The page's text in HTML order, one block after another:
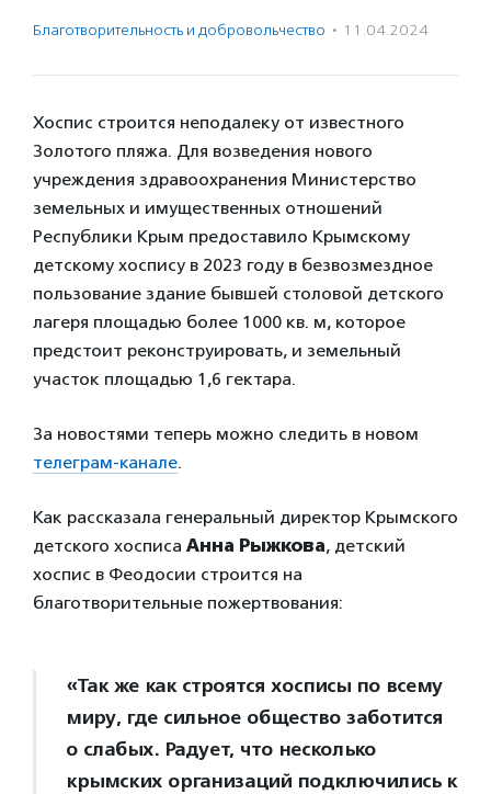
Благотвори­тель­ность и доброволь­чест­во · 11.04.2024
Хоспис строится неподалеку от известного
Золотого пляжа. Для возведения нового
учреждения здравоохранения Министерство
земельных и имущественных отношений
Республики Крым предоставило Крымскому
детскому хоспису в 2023 году в безвозмездное
пользование здание бывшей столовой детского
лагеря площадью более 1000 кв. м, которое
предстоит реконструировать, и земельный
участок площадью 1,6 гектара.
За новостями теперь можно следить в новом
телеграм-канале.
Как рассказала генеральный директор Крымского
детского хосписа Анна Рыжкова, детский
хоспис в Феодосии строится на
благотворительные пожертвования:
«Так же как строятся хосписы по всему
миру, где сильное общество заботится
о слабых. Радует, что несколько
крымских организаций подключились к